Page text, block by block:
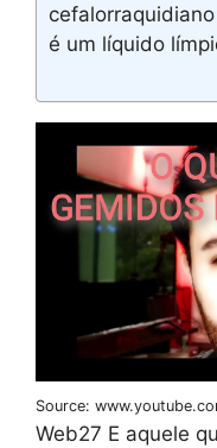
é um líquido
Source:
Web27 E aquele